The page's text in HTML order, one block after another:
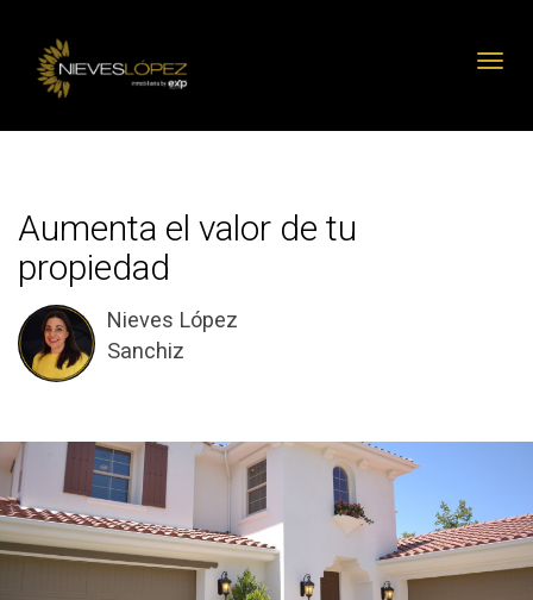
Aumenta el valor de tu
propiedad
Nieves López
Sanchiz